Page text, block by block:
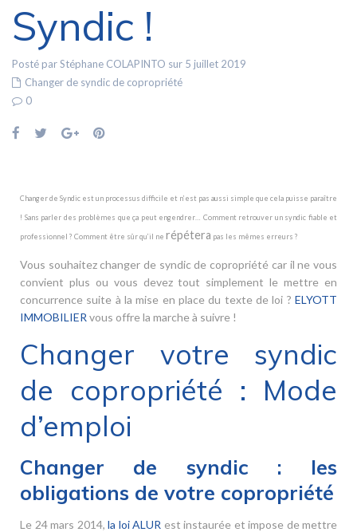
Syndic !
Posté par Stéphane COLAPINTO sur 5 juillet 2019
Changer de syndic de copropriété
0
Changer de Syndic est un processus difficile et n’est pas aussi simple que cela puisse paraître
! Sans parler des problèmes que ça peut engendrer… Comment retrouver un syndic fiable et
professionnel ? Comment être sûr qu’il ne répétera pas les mêmes erreurs ?
Vous souhaitez changer de syndic de copropriété car il ne vous
convient plus ou vous devez tout simplement le mettre en
concurrence suite à la mise en place du texte de loi ? ELYOTT
IMMOBILIER vous offre la marche à suivre !
Changer votre syndic
de copropriété : Mode
d’emploi
Changer de syndic : les
obligations de votre copropriété
Le 24 mars 2014, la loi ALUR est instaurée et impose de mettre